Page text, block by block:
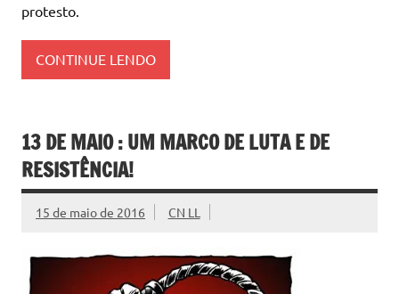
protesto.
CONTINUE LENDO
13 DE MAIO : UM MARCO DE LUTA E DE
RESISTÊNCIA!
15 de maio de 2016 CN LL